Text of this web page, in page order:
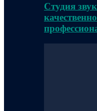
Студия